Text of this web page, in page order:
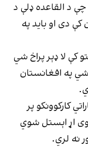
چې د القاعده ډلې د
کې دی او باید په
کې لا ډېر پراخ شي
شي په افغانستان
کارکوونکو پر
اړ اېستل شوي
نه لري.